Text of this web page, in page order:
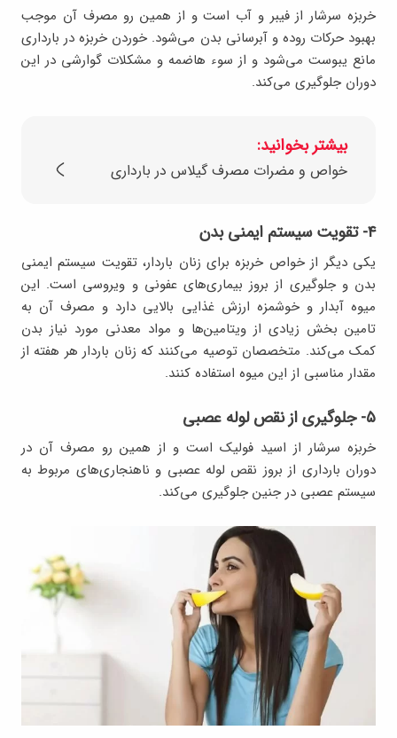
خربزه سرشار از فیبر و آب است و از همین رو مصرف آن موجب
بهبود حرکات روده و آبرسانی بدن می‌شود. خوردن خربزه در بارداری
مانع یبوست می‌شود و از سوء هاضمه و مشکلات گوارشی در این
دوران جلوگیری می‌کند.
بیشتر بخوانید:
خواص و مضرات مصرف گیلاس در بارداری
۴- تقویت سیستم ایمنی بدن
یکی دیگر از خواص خربزه برای زنان باردار، تقویت سیستم ایمنی
بدن و جلوگیری از بروز بیماری‌های عفونی و ویروسی است. این
میوه آبدار و خوشمزه ارزش غذایی بالایی دارد و مصرف آن به
تامین بخش زیادی از ویتامین‌ها و مواد معدنی مورد نیاز بدن
کمک می‌کند. متخصصان توصیه می‌کنند که زنان باردار هر هفته از
مقدار مناسبی از این میوه استفاده کنند.
۵- جلوگیری از نقص لوله عصبی
خربزه سرشار از اسید فولیک است و از همین رو مصرف آن در
دوران بارداری از بروز نقص لوله عصبی و ناهنجاری‌های مربوط به
سیستم عصبی در جنین جلوگیری می‌کند.